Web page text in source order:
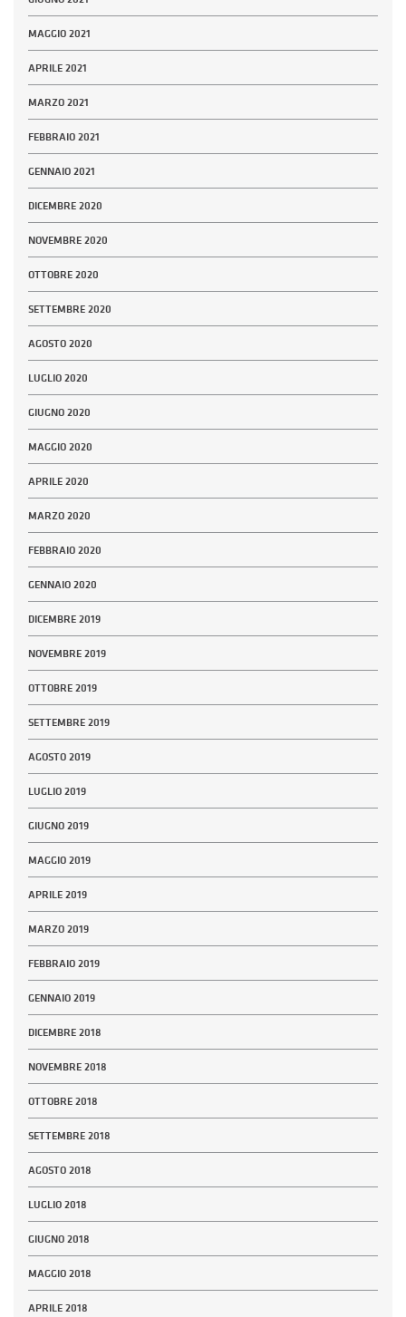
MAGGIO 2021
APRILE 2021
MARZO 2021
FEBBRAIO 2021
GENNAIO 2021
DICEMBRE 2020
NOVEMBRE 2020
OTTOBRE 2020
SETTEMBRE 2020
AGOSTO 2020
LUGLIO 2020
GIUGNO 2020
MAGGIO 2020
APRILE 2020
MARZO 2020
FEBBRAIO 2020
GENNAIO 2020
DICEMBRE 2019
NOVEMBRE 2019
OTTOBRE 2019
SETTEMBRE 2019
AGOSTO 2019
LUGLIO 2019
GIUGNO 2019
MAGGIO 2019
APRILE 2019
MARZO 2019
FEBBRAIO 2019
GENNAIO 2019
DICEMBRE 2018
NOVEMBRE 2018
OTTOBRE 2018
SETTEMBRE 2018
AGOSTO 2018
LUGLIO 2018
GIUGNO 2018
MAGGIO 2018
APRILE 2018